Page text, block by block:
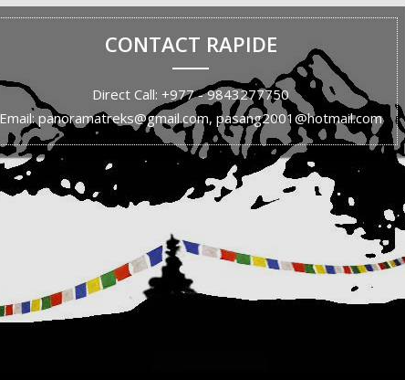
CONTACT RAPIDE
Direct Call: +977 - 9843277750
Email: panoramatreks@gmail.com, pasang2001@hotmail.com